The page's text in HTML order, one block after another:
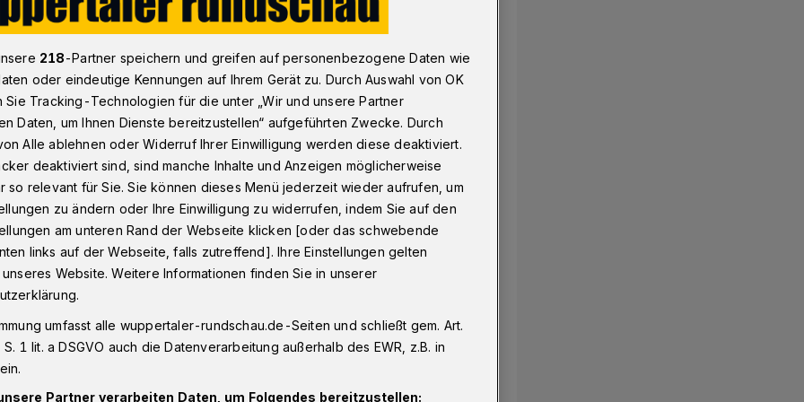
weiteren Öffnungen
für Arbeit, Gesundheit und
dass es bis zu den Beschlüssen
am Montag (22. März 2021) keine
für mögliche Öffnungen
218-Partner speichern und greifen auf personenbezogene Daten wie
oder eindeutige Kennungen auf Ihrem Gerät zu. Durch Auswahl von OK
Sie Tracking-Technologien für die unter „Wir und unsere Partner
Daten, um Ihnen Dienste bereitzustellen“ aufgeführten Zwecke. Durch
Alle ablehnen oder Widerruf Ihrer Einwilligung werden diese deaktiviert.
deaktiviert sind, sind manche Inhalte und Anzeigen möglicherweise
so relevant für Sie. Sie können dieses Menü jederzeit wieder aufrufen, um
zu ändern oder Ihre Einwilligung zu widerrufen, indem Sie auf den
am unteren Rand der Webseite klicken [oder das schwebende
links auf der Webseite, falls zutreffend]. Ihre Einstellungen gelten
Website. Weitere Informationen finden Sie in unserer
umfasst alle wuppertaler-rundschau.de-Seiten und schließt gem. Art.
1 lit. a DSGVO auch die Datenverarbeitung außerhalb des EWR, z.B. in
Partner verarbeiten Daten, um Folgendes bereitzustellen: